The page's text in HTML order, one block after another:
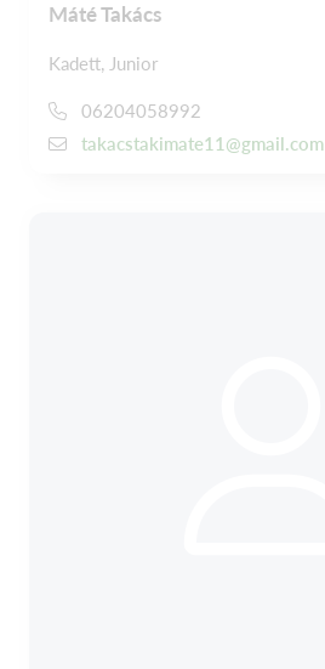
Máté Takács
Kadett, Junior
06204058992
takacstakimate11@gmail.com